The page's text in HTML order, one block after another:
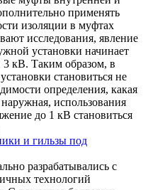
применять
изоляции в муфтах
исследования, явление
установки начинает
3 кВ. Таким образом, в
становиться не
определения, какая
использования
до 1 кВ становиться
и гильзы под
разрабатывались с
технологий